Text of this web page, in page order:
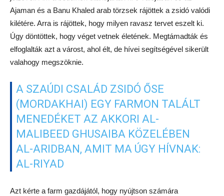
Ajaman és a Banu Khaled arab törzsek rájöttek a zsidó valódi
kilétére. Arra is rájöttek, hogy milyen ravasz tervet eszelt ki.
Úgy döntöttek, hogy véget vetnek életének. Megtámadták és
elfoglalták azt a várost, ahol élt, de hívei segítségével sikerült
valahogy megszöknie.
A SZAÚDI CSALÁD ZSIDÓ ŐSE
(MORDAKHAI) EGY FARMON TALÁLT
MENEDÉKET AZ AKKORI AL-
MALIBEED GHUSAIBA KÖZELÉBEN
AL-ARIDBAN, AMIT MA ÚGY HÍVNAK:
AL-RIYAD
Azt kérte a farm gazdájától, hogy nyújtson számára